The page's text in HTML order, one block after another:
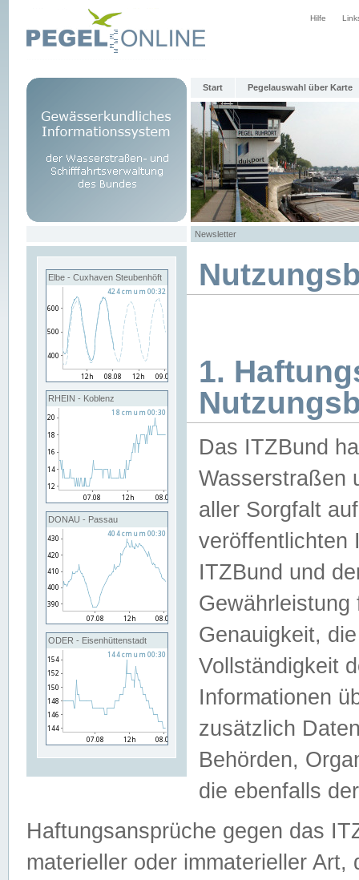
Hilfe
Start Pegelauswahl über Karte
Newsletter
Elbe - Cuxhaven Steubenhöft
RHEIN - Koblenz
DONAU - Passau
ODER - Eisenhüttenstadt
1.
Das ITZBund
Wasserstraßen
aller Sorgfalt
veröffentlichten
ITZBund und
Genauigkeit,
Vollständigkeit
Informationen
zusätzlich
Behörden,
die ebenfalls
Haftungsansprüche gegen das
materieller oder immaterieller